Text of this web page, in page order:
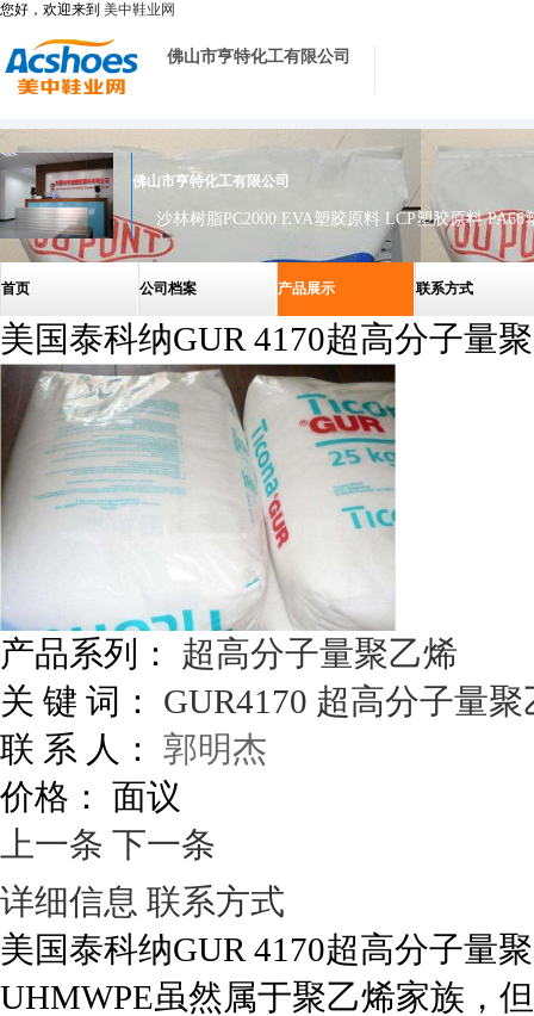
您好，欢迎来到 美中鞋业网
佛山市亨特化工有限公司
佛山市亨特化工有限公司
首页 公司档案 产品展示 联系方式
美国泰科纳GUR 4170超高分子量
产品系列：
超高分子量聚乙烯
关 键 词：
GUR4170 超高分子量聚
联 系 人： 郭明杰
价格： 面议
上一条 下一条
详细信息 联系方式
美国泰科纳GUR 4170超高分子量
UHMWPE虽然属于聚乙烯家族，